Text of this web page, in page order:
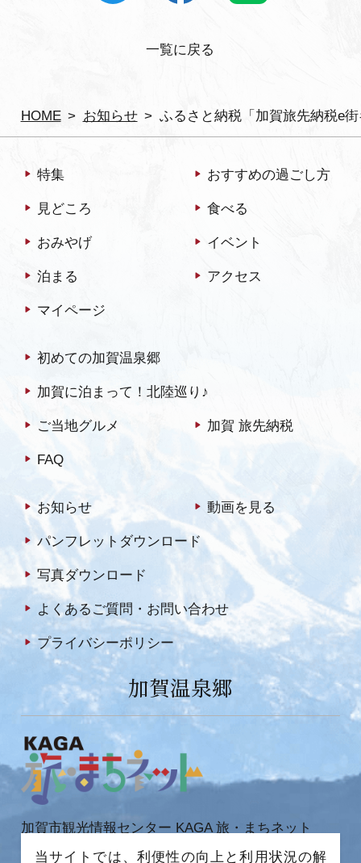
HOME お知らせ ふるさと納税「加賀旅先納税e
一覧に戻る
特集 おすすめの過ごし方
見どころ 食べる
おみやげ イベント
泊まる アクセス
マイページ
初めての加賀温泉郷
加賀に泊まって！北陸巡り♪
ご当地グルメ 加賀 旅先納税
FAQ
お知らせ 動画を見る
パンフレットダウンロード
写真ダウンロード
よくあるご質問・お問い合わせ
プライバシーポリシー
加賀温泉郷
加賀市観光情報センター KAGA 旅・まちネット
〒922-0423
当サイトでは、利便性の向上と利用状況の解